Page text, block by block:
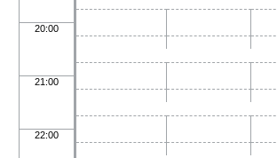
20:00
21:00
22:00